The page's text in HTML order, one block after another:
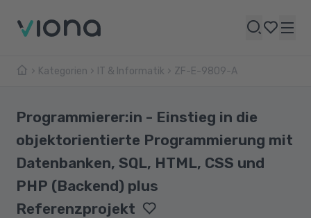
Kategorien IT & Informatik ZF-E-9809-A
Programmierer:in - Einstieg in die
objektorientierte Programmierung mit
Datenbanken, SQL, HTML, CSS und
PHP (Backend) plus
Referenzprojekt